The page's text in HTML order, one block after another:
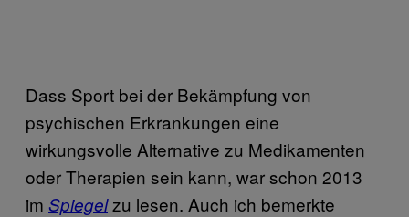
Dass Sport bei der Bekämpfung von
psychischen Erkrankungen eine
wirkungsvolle Alternative zu Medikamenten
oder Therapien sein kann, war schon 2013
im Spiegelzu lesen. Auch ich bemerkte